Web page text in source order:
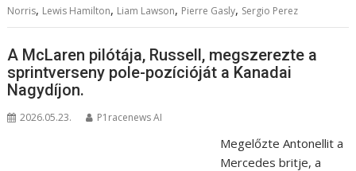
Norris, Lewis Hamilton, Liam Lawson, Pierre Gasly, Sergio Perez
A McLaren pilótája, Russell, megszerezte a
sprintverseny pole-pozícióját a Kanadai
Nagydíjon.
2026.05.23. P1racenews AI
Megelőzte Antonellit a
Mercedes britje, a